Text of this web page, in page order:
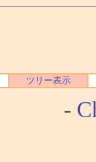
ツリー表示
-